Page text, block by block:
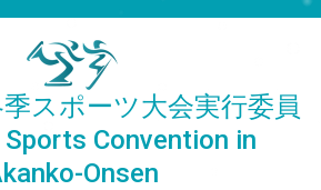
スポーツ大会実行委員
Convention in
Onsen